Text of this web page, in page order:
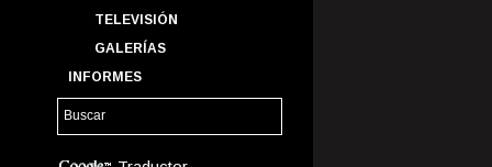
TELEVISIÓN
GALERÍAS
INFORMES